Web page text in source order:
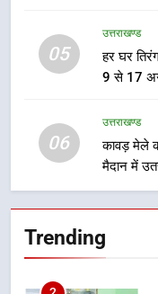
05
उत्तराखण्ड
हर घर
9 से 17
06
उत्तराखण्ड
कावड़ मेले
मैदान में
Trending
1
2